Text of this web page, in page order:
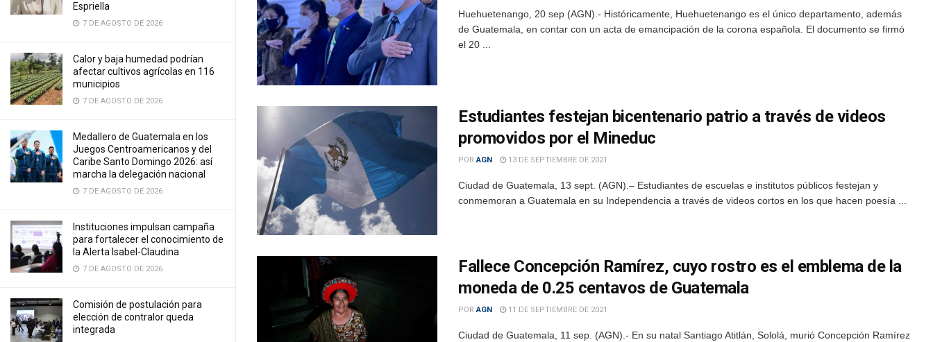
Espriella
7 DE AGOSTO DE 2026
Calor y baja humedad podrían
afectar cultivos agrícolas en 116
municipios
7 DE AGOSTO DE 2026
Medallero de Guatemala en los
Juegos Centroamericanos y del
Caribe Santo Domingo 2026: así
marcha la delegación nacional
7 DE AGOSTO DE 2026
Instituciones impulsan campaña
para fortalecer el conocimiento de
la Alerta Isabel-Claudina
7 DE AGOSTO DE 2026
Comisión de postulación para
elección de contralor queda
integrada
Huehuetenango, 20 sep (AGN).- Históricamente, Huehuetenango es el único departamento, además
de Guatemala, en contar con un acta de emancipación de la corona española. El documento se firmó
el 20 ...
Estudiantes festejan bicentenario patrio a través de videos
promovidos por el Mineduc
POR AGN 13 DE SEPTIEMBRE DE 2021
Ciudad de Guatemala, 13 sept. (AGN).– Estudiantes de escuelas e institutos públicos festejan y
conmemoran a Guatemala en su Independencia a través de videos cortos en los que hacen poesía ...
Fallece Concepción Ramírez, cuyo rostro es el emblema de la
moneda de 0.25 centavos de Guatemala
POR AGN 11 DE SEPTIEMBRE DE 2021
Ciudad de Guatemala, 11 sep. (AGN).- En su natal Santiago Atitlán, Sololá, murió Concepción Ramírez